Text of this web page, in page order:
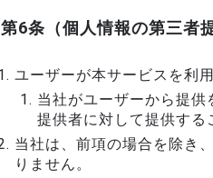
第6条（個人情報の第三者提
ユーザーが本サービスを利
当社がユーザーから提
提供者に対して提供する
当社は、前項の場合を除き
りません。